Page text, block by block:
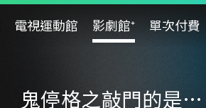
電視運動館 影劇館⁺ 單次付費
鬼停格之敲門的是…